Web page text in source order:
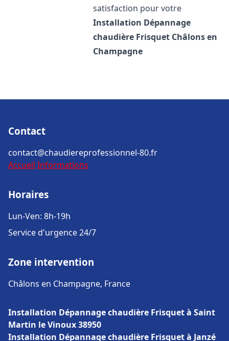
satisfaction pour votre
Installation Dépannage
chaudière Frisquet Châlons en
Champagne
Contact
contact@chaudiereprofessionnel-80.fr
Accueil Informations
Horaires
Lun-Ven: 8h-19h
Service d'urgence 24/7
Zone intervention
Châlons en Champagne, France
Installation Dépannage chaudière Frisquet à Saint
Martin le Vinoux 38950
Installation Dépannage chaudière Frisquet à Janzé